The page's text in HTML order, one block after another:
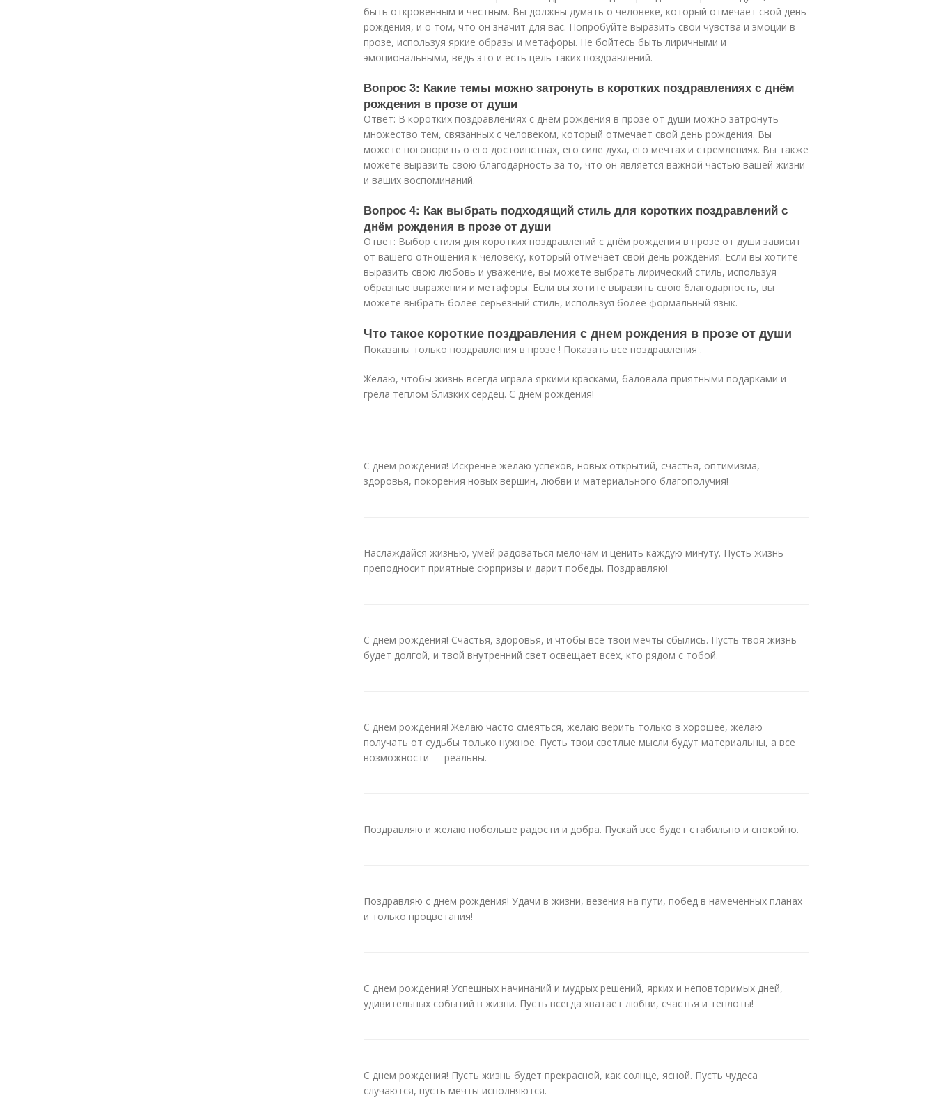
быть откровенным и честным. Вы должны думать о человеке, который отмечает свой день
рождения, и о том, что он значит для вас. Попробуйте выразить свои чувства и эмоции в
прозе, используя яркие образы и метафоры. Не бойтесь быть лиричными и
эмоциональными, ведь это и есть цель таких поздравлений.
Вопрос 3: Какие темы можно затронуть в коротких поздравлениях с днём
рождения в прозе от души
Ответ: В коротких поздравлениях с днём рождения в прозе от души можно затронуть
множество тем, связанных с человеком, который отмечает свой день рождения. Вы
можете поговорить о его достоинствах, его силе духа, его мечтах и стремлениях. Вы также
можете выразить свою благодарность за то, что он является важной частью вашей жизни
и ваших воспоминаний.
Вопрос 4: Как выбрать подходящий стиль для коротких поздравлений с
днём рождения в прозе от души
Ответ: Выбор стиля для коротких поздравлений с днём рождения в прозе от души зависит
от вашего отношения к человеку, который отмечает свой день рождения. Если вы хотите
выразить свою любовь и уважение, вы можете выбрать лирический стиль, используя
образные выражения и метафоры. Если вы хотите выразить свою благодарность, вы
можете выбрать более серьезный стиль, используя более формальный язык.
Что такое короткие поздравления с днем рождения в прозе от души
Показаны только поздравления в прозе ! Показать все поздравления .
Желаю, чтобы жизнь всегда играла яркими красками, баловала приятными подарками и
грела теплом близких сердец. С днем рождения!
С днем рождения! Искренне желаю успехов, новых открытий, счастья, оптимизма,
здоровья, покорения новых вершин, любви и материального благополучия!
Наслаждайся жизнью, умей радоваться мелочам и ценить каждую минуту. Пусть жизнь
преподносит приятные сюрпризы и дарит победы. Поздравляю!
С днем рождения! Счастья, здоровья, и чтобы все твои мечты сбылись. Пусть твоя жизнь
будет долгой, и твой внутренний свет освещает всех, кто рядом с тобой.
С днем рождения! Желаю часто смеяться, желаю верить только в хорошее, желаю
получать от судьбы только нужное. Пусть твои светлые мысли будут материальны, а все
возможности ― реальны.
Поздравляю и желаю побольше радости и добра. Пускай все будет стабильно и спокойно.
Поздравляю с днем рождения! Удачи в жизни, везения на пути, побед в намеченных планах
и только процветания!
С днем рождения! Успешных начинаний и мудрых решений, ярких и неповторимых дней,
удивительных событий в жизни. Пусть всегда хватает любви, счастья и теплоты!
С днем рождения! Пусть жизнь будет прекрасной, как солнце, ясной. Пусть чудеса
случаются, пусть мечты исполняются.